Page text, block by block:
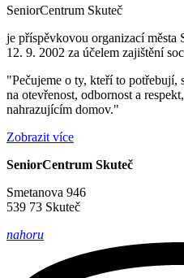
SeniorCentrum Skuteč
je příspěvkovou organizací města
12. 9. 2002 za účelem zajištění
"Pečujeme o ty, kteří to potřebují,
na otevřenost, odbornost a
nahrazujícím domov."
Zobrazit více
SeniorCentrum Skuteč
Smetanova 946
539 73 Skuteč
nahoru